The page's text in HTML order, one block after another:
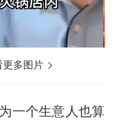
更多图片
一个生意人也算